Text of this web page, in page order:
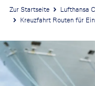
Zur Startseite Lufthansa
Kreuzfahrt Routen für